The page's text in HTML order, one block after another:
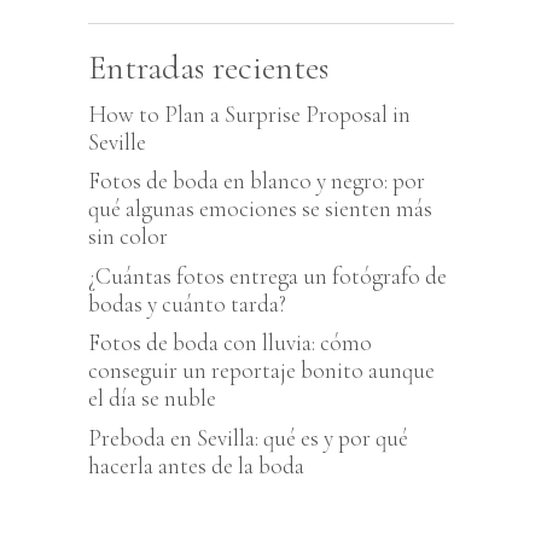
Entradas recientes
How to Plan a Surprise Proposal in
Seville
Fotos de boda en blanco y negro: por
qué algunas emociones se sienten más
sin color
¿Cuántas fotos entrega un fotógrafo de
bodas y cuánto tarda?
Fotos de boda con lluvia: cómo
conseguir un reportaje bonito aunque
el día se nuble
Preboda en Sevilla: qué es y por qué
hacerla antes de la boda